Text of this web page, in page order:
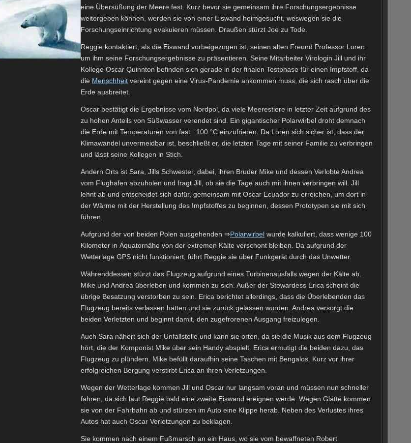
eine Übersüßung der Meere fest. Kurz bevor sie gemeinsam ihre Forschungsergebnisse
weitergeben können, werden sie von einer Eiswand heimgesucht, weswegen sie die
Forschungseinrichtung evakuieren müssen. Draußen stürzt Joe zu Tode.
Reggie kontaktiert, als die Eiswand vorbeigezogen ist, seinen alten Freund Professor Loren
um ihm seine Forschungsergebnisse zu präsentieren. Seine Mitarbeiter Virologin Jill und ihr
Kollege Oscar Quinnton befinden sich gerade in der finalen Testphase für einen Impfstoff, da
die Menschheit vereint gegen eine Virus-Pandemie ankommen muss, die sich rasch über die
Erde ausbreitet.
Oscar bestätigt die Ergebnisse vom Nordpol, da viele Meerestiere in letzter Zeit aufgrund des
zu hohen Anteils von Süßwasser verendet sind. Ein gigantischer Polarwirbel droht demnach
die Erde mit Temperaturen von fast −100 °C einzufrieren. Da Loren sich sicher ist, dass der
Klimawandel unvermeidbar ist, beschließt er, die letzten Tage mit seiner Familie zu verbringen
und lässt seine Kollegen in Stich.
Andern Orts ist Sara, Jills Schwester, dabei, ihren Bruder Mike und dessen Verlobte Andrea
vom Flughafen abzuholen und fragt Jill, ob sie die Tage auch mit ihnen verbringen will. Jill
lehnt ab und entscheidet sich dafür, gemeinsam mit Oscar Ecuador zu erreichen, um dort in
der Wärme mit der Herstellung des Impfstoffes zu beginnen, dessen Prototypen sie mit sich
führen.
Aufgrund der von beiden Polen ausgehenden ⇒Polarwirbel wurde kalkuliert, dass wenige 100
Kilometer in Äquatornähe von der extremen Kälte verschont bleiben. Da aufgrund der
Wetterlage GPS nicht funktioniert, führt Reggie sie über Funkgerät durch das Unwetter.
Währenddessen stürzt das Flugzeug aufgrund eines Turbinenausfalls wegen der Kälte ab.
Mike und Andrea überleben und kommen zu sich. Außer der Stewardess Erica scheint die
übrige Besatzung verstorben zu sein. Erica berichtet allerdings, dass die Überlebenden das
Flugzeug bereits verlassen hätten und sie zurück gelassen wurden. Andrea versorgt die
beiden Verletzten und beginnt damit, den zugefrorenen Ausgang freizulegen.
Auch Sara nähert sich der Unfallstelle und kann sie orten, da sie die Musik aus dem Flugzeug
hört, die der Komponist Mike über sein Handy abspielt. Erica ermutigt die beiden dazu, das
Flugzeug zu plündern. Mike befüllt daraufhin seine Taschen mit Bengalos. Kurz vor ihrer
erfolgreichen Bergung verstirbt Erica an ihren Verletzungen.
Wegen der Wetterlage kommen Jill und Oscar nur langsam voran und müssen nun schneller
fahren, da sich laut Reggie bald eine zweite Eiswand ereignen werde. Wegen Glätte kommen
sie von der Fahrbahn ab und stürzen im Auto eine Klippe herab. Neben des Verlustes ihres
Autos hat auch Oscar Verletzungen zu beklagen.
Sie kommen nach einem Fußmarsch an ein Haus, wo sie vom bewaffneten Robert